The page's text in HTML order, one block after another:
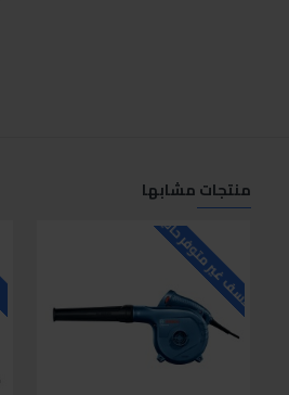
منتجات مشابها
للاسف غير متوفر حاليا